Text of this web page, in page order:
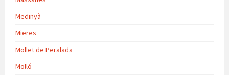
Medinyà
Mieres
Mollet de Peralada
Molló